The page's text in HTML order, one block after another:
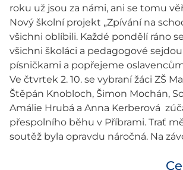
roku už jsou za námi, ani se tomu
Nový školní projekt „Zpívání na
všichni oblíbili. Každé pondělí ráno
všichni školáci a pedagogové
písničkami a popřejeme
Ve čtvrtek 2. 10. se vybraní žáci ZŠ
Štěpán Knobloch, Šimon Mochán,
Amálie Hrubá a Anna Kerberová
přespolního běhu v Příbrami. Trať
soutěž byla opravdu náročná. Na